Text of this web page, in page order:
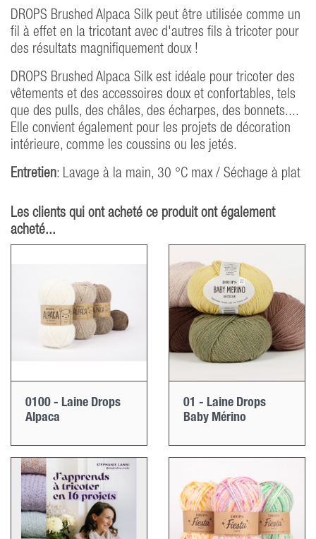
DROPS Brushed Alpaca Silk peut être utilisée comme un
fil à effet en la tricotant avec d'autres fils à tricoter pour
des résultats magnifiquement doux !
DROPS Brushed Alpaca Silk est idéale pour tricoter des
vêtements et des accessoires doux et confortables, tels
que des pulls, des châles, des écharpes, des bonnets....
Elle convient également pour les projets de décoration
intérieure, comme les coussins ou les jetés.
Entretien: Lavage à la main, 30 °C max / Séchage à plat
Les clients qui ont acheté ce produit ont également
acheté...
0100 - Laine Drops
Alpaca
01 - Laine Drops
Baby Mérino